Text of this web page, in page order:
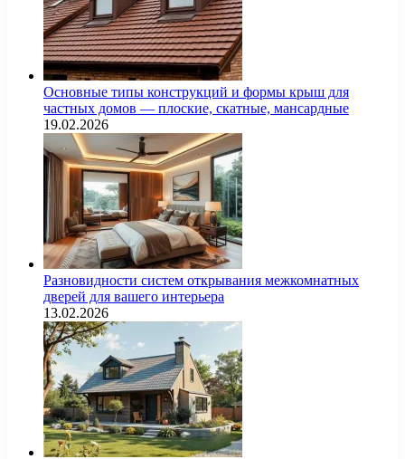
Основные типы конструкций и формы крыш для
частных домов — плоские, скатные, мансардные
19.02.2026
Разновидности систем открывания межкомнатных
дверей для вашего интерьера
13.02.2026